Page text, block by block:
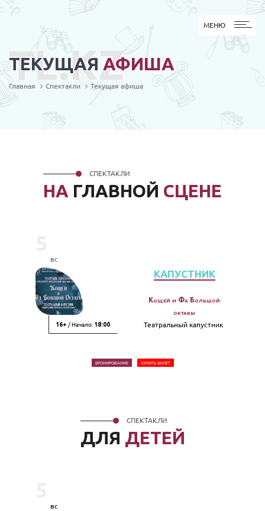
МЕНЮ
МЕНЮ
ТЕКУЩАЯ АФИША
TL.KZ
Главная Спектакли Текущая афиша
НА ГЛАВНОЙ СЦЕНЕ
СПЕКТАКЛИ
вс
16+ / Начало: 18:00
КАПУСТНИК
Кощей и Фа Большой
октавы
Театральный капустник
БРОНИРОВАНИЕ КУПИТЬ БИЛЕТ
ДЛЯ ДЕТЕЙ
СПЕКТАКЛИ
вс